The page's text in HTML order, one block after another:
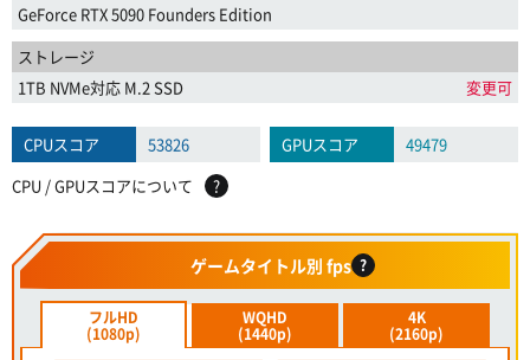
GeForce RTX 5090 Founders Edition
ストレージ
1TB NVMe対応 M.2 SSD
変更可
CPUスコア 53826 GPUスコア
49479
CPU / GPUスコアについて
?
ゲームタイトル別 fps ?
フルHD
(1080p)
WQHD
(1440p)
4K
(2160p)